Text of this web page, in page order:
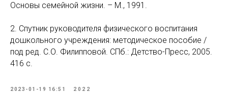
Основы семейной жизни. – М., 1991.
2. Спутник руководителя физического воспитания
дошкольного учреждения: методическое пособие /
под ред. С.О. Филипповой. СПб.: Детство-Пресс, 2005.
416 с.
2023-01-19 16:51 2022